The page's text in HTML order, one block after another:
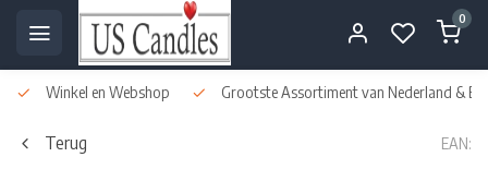
0
Winkel en Webshop Grootste Assortiment van Nederland &
Terug EAN: